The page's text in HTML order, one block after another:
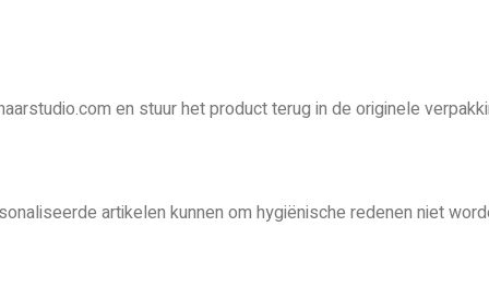
en stuur het product terug in de originele
artikelen kunnen om hygiënische redenen niet